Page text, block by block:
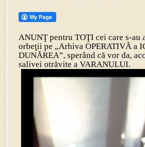
ANUNŢ pentru TOŢI cei care s-au
orbeţii pe „Arhiva OPERATIVĂ a
DUNĂREA”, sperând că vor da,
salivei otrăvite a VARANULUI.